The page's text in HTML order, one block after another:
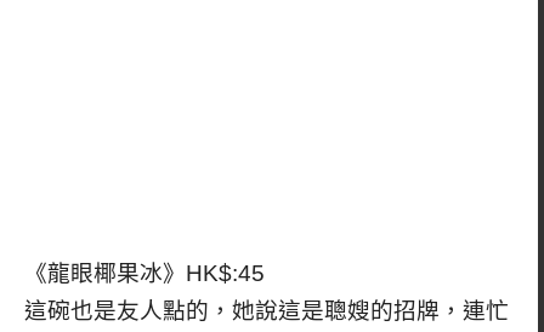
《龍眼椰果冰》HK$:45
這碗也是友人點的，她說這是聰嫂的招牌，連忙